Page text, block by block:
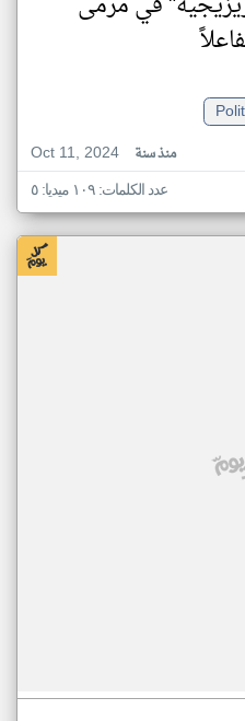
Oct 11, 2024
منذ سنة
عدد الكلمات: ١٠٩ ميديا: ٥